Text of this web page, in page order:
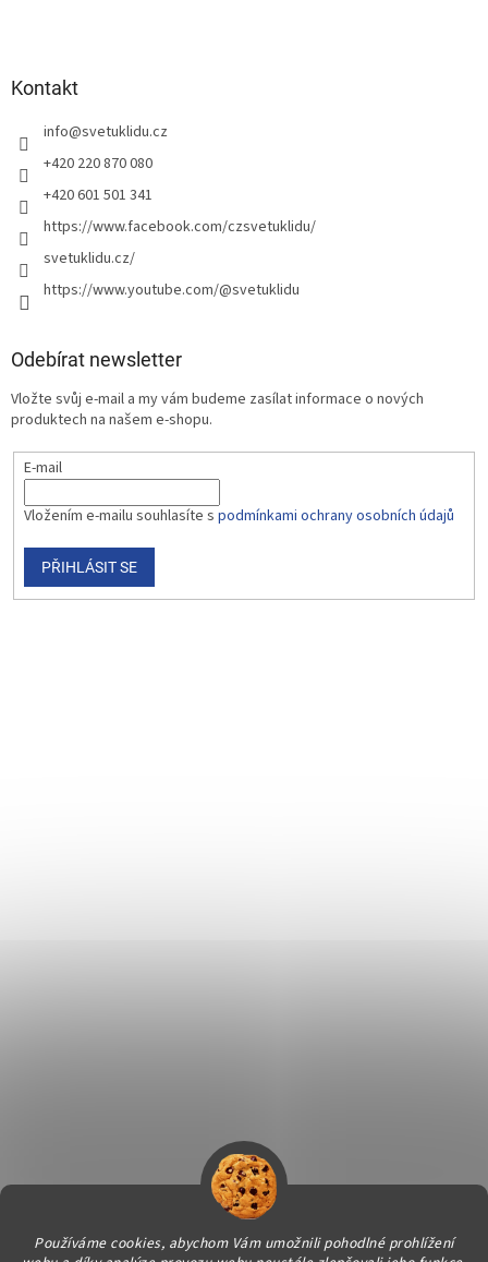
Používáme cookies, abychom Vám umožnili pohodlné prohlížení
Kontakt
info@svetuklidu.cz
+420 220 870 080
+420 601 501 341
https://www.facebook.com/czsvetuklidu/
svetuklidu.cz/
https://www.youtube.com/@svetuklidu
Odebírat newsletter
Vložte svůj e-mail a my vám budeme zasílat informace o nových
produktech na našem e-shopu.
E-mail
Vložením e-mailu souhlasíte s podmínkami ochrany osobních údajů
PŘIHLÁSIT SE